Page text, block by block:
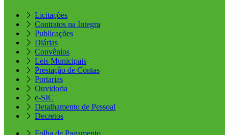
Licitações
Contratos na Integra
Publicações
Diárias
Convênios
Leis Municipais
Prestação de Contas
Portarias
Ouvidoria
e-SIC
Detalhamento de Pessoal
Decretos